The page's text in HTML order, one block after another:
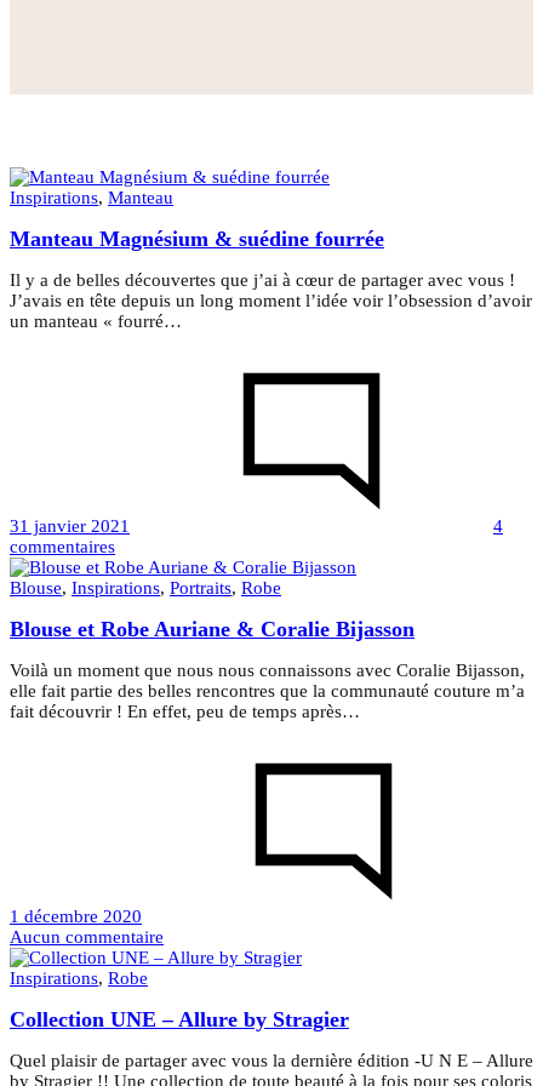
Inspirations, Manteau
Manteau Magnésium & suédine fourrée
Il y a de belles découvertes que j’ai à cœur de partager avec vous !
J’avais en tête depuis un long moment l’idée voir l’obsession d’avoir
un manteau « fourré…
31 janvier 2021
4
commentairessur
Manteau
Magnésium
suédine
Blouse, Inspirations, Portraits, Robe
Blouse et Robe Auriane & Coralie Bijasson
Voilà un moment que nous nous connaissons avec Coralie Bijasson,
elle fait partie des belles rencontres que la communauté couture m’a
fait découvrir ! En effet, peu de temps après…
1 décembre 2020
Aucun commentaire
Blouse
Auriane
Coralie
Bijasson
Inspirations, Robe
Collection UNE – Allure by Stragier
Quel plaisir de partager avec vous la dernière édition -U N E – Allure
by Stragier !! Une collection de toute beauté à la fois pour ses coloris